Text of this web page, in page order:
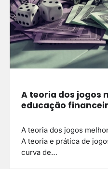
A teoria dos jogos
educação
A teoria dos jogos
A teoria e prática de
curva de…